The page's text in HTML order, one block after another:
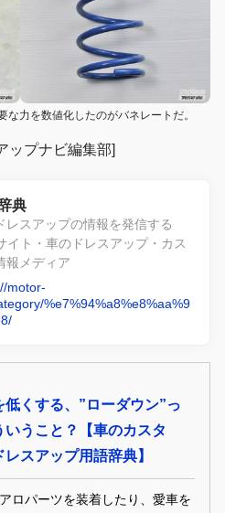
力を数値化したのがバネレートだ。
ップナビ編集部]
典
レスアップの情報を発信する
イト・車のドレスアップ・カス
報メディア
motor-
%e7%94%a8%e8%aa%9
低くする、”ローダウン”っ
いうこと？【車のカスタ
レスアップ用語辞典】
ロパーツを装着したり、愛車を